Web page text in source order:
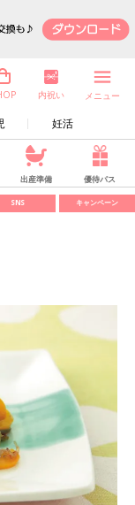
妊活
内祝い メニュー
出産準備 優待パス
SNS キャンペーン